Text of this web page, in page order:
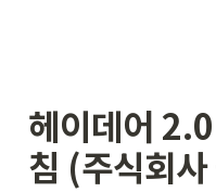
헤이데어
침 (주식회